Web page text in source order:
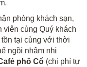
phòng khách sạn,
cùng Quý khách
tồn tại cùng với thời
ngồi nhâm nhi
phố Cổ (chi phí tự